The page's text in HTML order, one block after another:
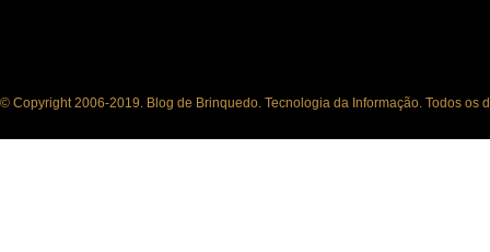
© Copyright 2006-2019. Blog de Brinquedo. Tecnologia da Informação. Todos os